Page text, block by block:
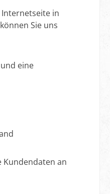
in
Sie uns
eine
Kundendaten an